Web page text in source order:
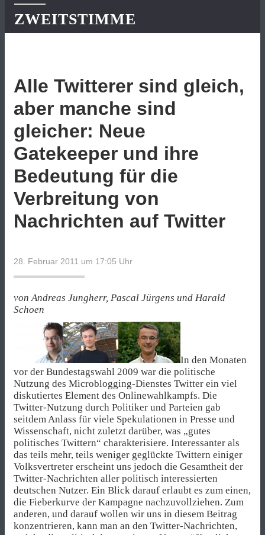
ZWEITSTIMME
Alle Twitterer sind gleich,
aber manche sind
gleicher: Neue
Gatekeeper und ihre
Bedeutung für die
Verbreitung von
Nachrichten auf Twitter
28. Februar 2011 um 17:05 Uhr
von Andreas Jungherr, Pascal Jürgens und Harald
Schoen
In den Monaten
vor der Bundestagswahl 2009 war die politische
Nutzung des Microblogging-Dienstes Twitter ein viel
diskutiertes Element des Onlinewahlkampfs. Die
Twitter-Nutzung durch Politiker und Parteien gab
seitdem Anlass für viele Spekulationen in Presse und
Wissenschaft, nicht zuletzt darüber, was „gutes
politisches Twittern“ charakterisiere. Interessanter als
das teils mehr, teils weniger geglückte Twittern einiger
Volksvertreter erscheint uns jedoch die Gesamtheit der
Twitter-Nachrichten aller politisch interessierten
deutschen Nutzer. Ein Blick darauf erlaubt es zum einen,
die Fieberkurve der Kampagne nachzuvollziehen. Zum
anderen, und darauf wollen wir uns in diesem Beitrag
konzentrieren, kann man an den Twitter-Nachrichten,